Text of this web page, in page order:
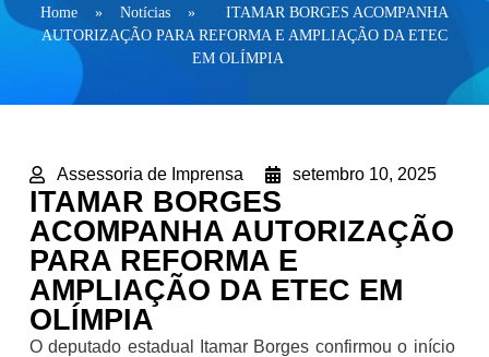
Home » Notícias »
ITAMAR BORGES ACOMPANHA
AUTORIZAÇÃO PARA REFORMA E AMPLIAÇÃO DA ETEC
EM OLÍMPIA
Assessoria de Imprensa setembro 10, 2025
ITAMAR BORGES
ACOMPANHA AUTORIZAÇÃO
PARA REFORMA E
AMPLIAÇÃO DA ETEC EM
OLÍMPIA
O deputado estadual Itamar Borges confirmou o início